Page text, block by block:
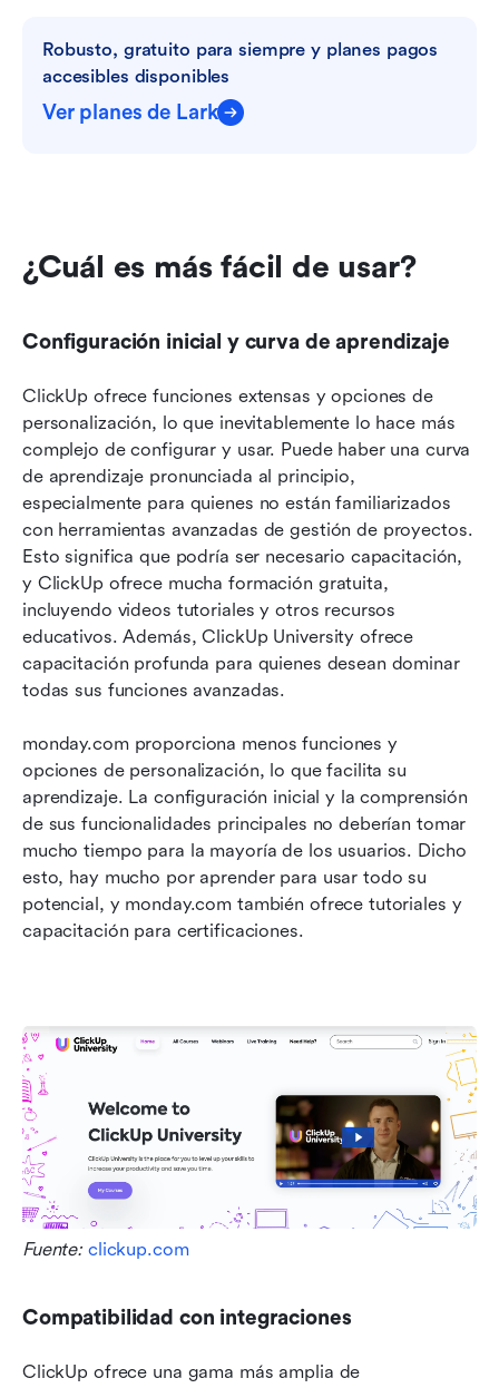
Robusto, gratuito para siempre y planes pagos
accesibles disponibles
Ver planes de Lark
¿Cuál es más fácil de usar?
Configuración inicial y curva de aprendizaje
ClickUp ofrece funciones extensas y opciones de
personalización, lo que inevitablemente lo hace más
complejo de configurar y usar. Puede haber una curva
de aprendizaje pronunciada al principio,
especialmente para quienes no están familiarizados
con herramientas avanzadas de gestión de proyectos.
Esto significa que podría ser necesario capacitación,
y ClickUp ofrece mucha formación gratuita,
incluyendo videos tutoriales y otros recursos
educativos. Además, ClickUp University ofrece
capacitación profunda para quienes desean dominar
todas sus funciones avanzadas.
monday.com proporciona menos funciones y
opciones de personalización, lo que facilita su
aprendizaje. La configuración inicial y la comprensión
de sus funcionalidades principales no deberían tomar
mucho tiempo para la mayoría de los usuarios. Dicho
esto, hay mucho por aprender para usar todo su
potencial, y monday.com también ofrece tutoriales y
capacitación para certificaciones.
Fuente: clickup.com
Compatibilidad con integraciones
ClickUp ofrece una gama más amplia de